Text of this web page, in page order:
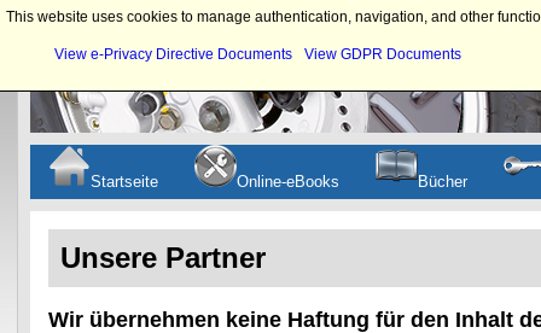
Startseite Online-eBooks Bücher
Unsere Partner
Wir übernehmen keine Haftung für den Inhalt
This website uses cookies to manage authentication, navigation, and other
View e-Privacy Directive Documents View GDPR Documents